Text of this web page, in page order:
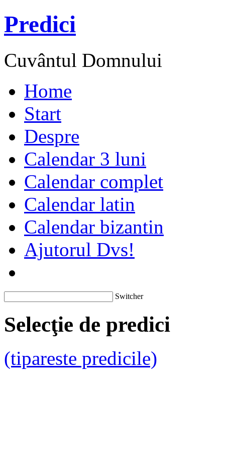
Predici
Cuvântul Domnului
Home
Start
Despre
Calendar 3 luni
Calendar complet
Calendar latin
Calendar bizantin
Ajutorul Dvs!
Switcher
Selecţie de predici
(tipareste predicile)